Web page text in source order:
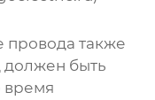
провода также
быть
время